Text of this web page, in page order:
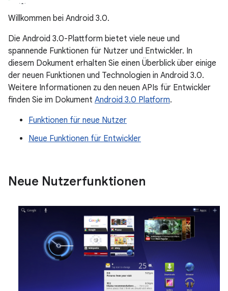
Willkommen bei Android 3.0.
Die Android 3.0-Plattform bietet viele neue und
spannende Funktionen für Nutzer und Entwickler. In
diesem Dokument erhalten Sie einen Überblick über einige
der neuen Funktionen und Technologien in Android 3.0.
Weitere Informationen zu den neuen APIs für Entwickler
finden Sie im Dokument Android 3.0 Platform.
Funktionen für neue Nutzer
Neue Funktionen für Entwickler
Neue Nutzerfunktionen